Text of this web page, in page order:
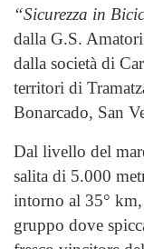
“Sicurezza in
dalla G.S.
dalla società di
territori di
Bonarcado, San
Dal livello del
salita di 5.000
intorno al 35° km,
gruppo dove